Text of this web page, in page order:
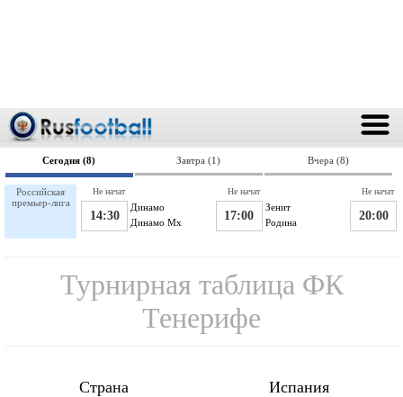
Сегодня (8) Завтра (1) Вчера (8)
Российская
премьер-лига
Динамо
14:30 Динамо Мх
Не начат
Зенит
17:00 Родина
Не начат
20:00
Не начат
Турнирная таблица ФК
Тенерифе
Страна Испания